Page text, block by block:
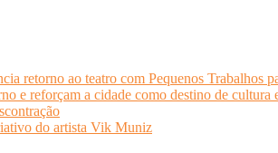
retorno ao teatro com Pequenos Trabalhos
e reforçam a cidade como destino de cultura
do artista Vik Muniz